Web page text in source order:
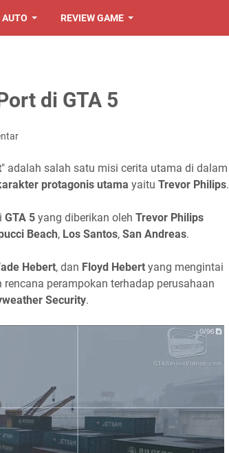
REVIEW GAME
di GTA 5
" adalah salah satu misi cerita utama di dalam
protagonis utama yaitu Trevor Philips.
GTA 5 yang diberikan oleh Trevor Philips
Beach, Los Santos, San Andreas.
Hebert, dan Floyd Hebert yang mengintai
perampokan terhadap perusahaan
Security.